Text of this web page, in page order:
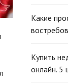
Какие
Купить
онлайн. 5